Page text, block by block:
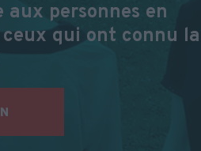
aux personnes en
qui ont connu la